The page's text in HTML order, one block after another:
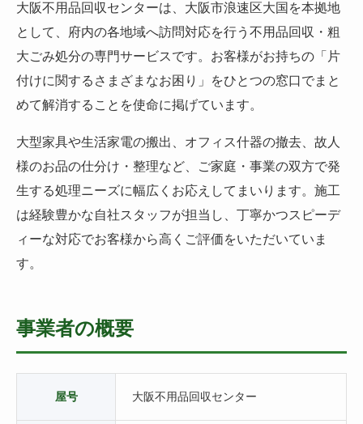
大阪不用品回収センターは、大阪市浪速区大国を本拠地
として、府内の各地域へ訪問対応を行う不用品回収・粗
大ごみ処分の専門サービスです。お客様がお持ちの「片
付けに関するさまざまなお困り」をひとつの窓口でまと
めて解消することを使命に掲げています。
大型家具や生活家電の搬出、オフィス什器の撤去、故人
様のお品の仕分け・整理など、ご家庭・事業の双方で発
生する処理ニーズに幅広くお応えしてまいります。施工
は経験豊かな自社スタッフが担当し、丁寧かつスピーデ
ィーな対応でお客様から高くご評価をいただいていま
す。
事業者の概要
屋号 大阪不用品回収センター